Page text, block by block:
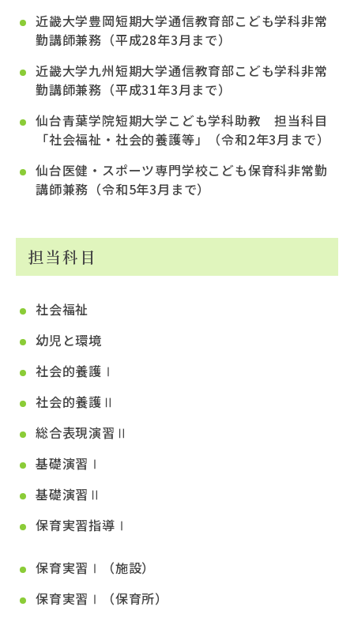
近畿大学豊岡短期大学通信教育部こども学科非常
勤講師兼務（平成28年3月まで）
近畿大学九州短期大学通信教育部こども学科非常
勤講師兼務（平成31年3月まで）
仙台青葉学院短期大学こども学科助教 担当科目
「社会福祉・社会的養護等」（令和2年3月まで）
仙台医健・スポーツ専門学校こども保育科非常勤
講師兼務（令和5年3月まで）
担当科目
社会福祉
幼児と環境
社会的養護Ⅰ
社会的養護Ⅱ
総合表現演習Ⅱ
基礎演習Ⅰ
基礎演習Ⅱ
保育実習指導Ⅰ
保育実習Ⅰ（施設）
保育実習Ⅰ（保育所）